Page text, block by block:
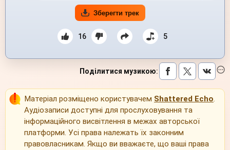
Зберегти трек
16 5
Поділитися музикою:
Матеріал розміщено користувачем Shattered Echo.
Аудіозаписи доступні для прослуховування та
інформаційного висвітлення в межах авторської
платформи. Усі права належать їх законним
правовласникам. Якщо ви вважаєте, що ваші права